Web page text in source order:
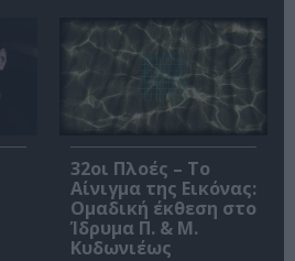
32οι Πλοές – Το
Αίνιγμα της Εικόνας:
Ομαδική έκθεση στο
Ίδρυμα Π. & Μ.
Κυδωνιέως